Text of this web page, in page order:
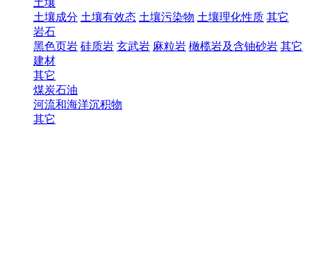
土壤成分 土壤有效态 土壤污染物 土壤理化性质 其它
岩石
黑色页岩 硅质岩 玄武岩 麻粒岩 橄榄岩及含铀砂岩 其它
建材
其它
煤炭石油
河流和海洋沉积物
其它